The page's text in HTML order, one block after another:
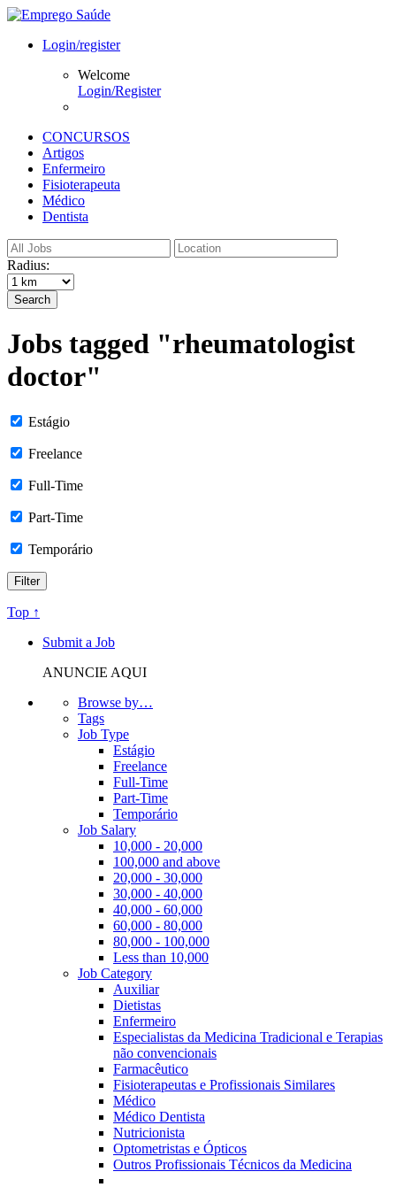
Login/register
Welcome
Login/Register
CONCURSOS
Artigos
Enfermeiro
Fisioterapeuta
Médico
Dentista
Radius:
Search
Jobs tagged "rheumatologist
doctor"
Estágio
Freelance
Full-Time
Part-Time
Temporário
Top ↑
Submit a Job
ANUNCIE AQUI
Browse by…
Tags
Job Type
Estágio
Freelance
Full-Time
Part-Time
Temporário
Job Salary
10,000 - 20,000
100,000 and above
20,000 - 30,000
30,000 - 40,000
40,000 - 60,000
60,000 - 80,000
80,000 - 100,000
Less than 10,000
Job Category
Auxiliar
Dietistas
Enfermeiro
Especialistas da Medicina Tradicional e Terapias
não convencionais
Farmacêutico
Fisioterapeutas e Profissionais Similares
Médico
Médico Dentista
Nutricionista
Optometristas e Ópticos
Outros Profissionais Técnicos da Medicina